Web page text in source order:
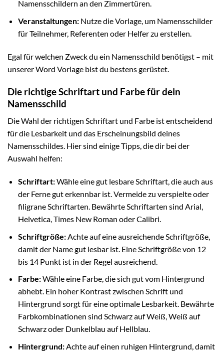
Namensschildern an den Zimmertüren.
Veranstaltungen:Nutze die Vorlage, um Namensschilder
für Teilnehmer, Referenten oder Helfer zu erstellen.
Egal für welchen Zweck du ein Namensschild benötigst – mit
unserer Word Vorlage bist du bestens gerüstet.
Die richtige Schriftart und Farbe für dein
Namensschild
Die Wahl der richtigen Schriftart und Farbe ist entscheidend
für die Lesbarkeit und das Erscheinungsbild deines
Namensschildes. Hier sind einige Tipps, die dir bei der
Auswahl helfen:
Schriftart:Wähle eine gut lesbare Schriftart, die auch aus
der Ferne gut erkennbar ist. Vermeide zu verspielte oder
filigrane Schriftarten. Bewährte Schriftarten sind Arial,
Helvetica, Times New Roman oder Calibri.
Schriftgröße:Achte auf eine ausreichende Schriftgröße,
damit der Name gut lesbar ist. Eine Schriftgröße von 12
bis 14 Punkt ist in der Regel ausreichend.
Farbe:Wähle eine Farbe, die sich gut vom Hintergrund
abhebt. Ein hoher Kontrast zwischen Schrift und
Hintergrund sorgt für eine optimale Lesbarkeit. Bewährte
Farbkombinationen sind Schwarz auf Weiß, Weiß auf
Schwarz oder Dunkelblau auf Hellblau.
Hintergrund:Achte auf einen ruhigen Hintergrund, damit